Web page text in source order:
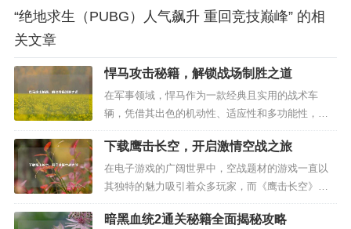
“绝地求生（PUBG）人气飙升 重回竞技巅峰” 的相
关文章
悍马攻击秘籍，解锁战场制胜之道
在军事领域，悍马作为一款经典且实用的战术车
辆，凭借其出色的机动性、适应性和多功能性，在
各类军事行动中发挥着重要作用，掌握悍马的攻击
秘籍，对于提升作战效能、确保战场胜利至关重
要，以下将从悍马的特点、攻击前的准备以及具体
攻击策略等方面为你详细阐述。 悍马的特点与优势
悍马具有卓越的越野性能，能够适应...
下载鹰击长空，开启激情空战之旅
在电子游戏的广阔世界中，空战题材的游戏一直以
其独特的魅力吸引着众多玩家，而《鹰击长空》这
款游戏，无疑是空战游戏中的一颗璀璨明星，它能
让玩家仿佛置身于真实的蓝天战场，体验到驾驶战
暗黑血统2通关秘籍全面揭秘攻略